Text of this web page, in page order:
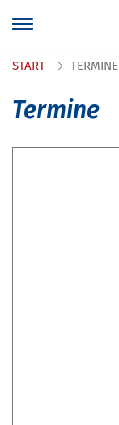
START TERMINE
Termine